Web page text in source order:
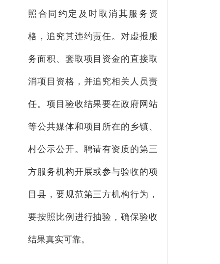
照合同约定及时取消其服务资
格，追究其违约责任。对虚报服
务面积、套取项目资金的直接取
消项目资格，并追究相关人员责
任。项目验收结果要在政府 网站
等公共媒体和项目所在的乡镇、
村公示公开。聘请有资质的第三
方服务机构开展或参与验收的项
目县，要规范第三方机构行为，
要按照比例进行抽验，确保验收
结果真实可靠。